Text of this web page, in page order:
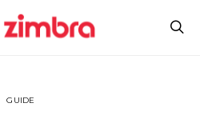
GUIDE